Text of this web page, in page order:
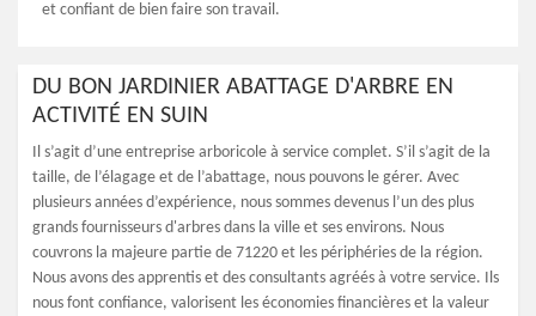
et confiant de bien faire son travail.
DU BON JARDINIER ABATTAGE D'ARBRE EN
ACTIVITÉ EN SUIN
Il s’agit d’une entreprise arboricole à service complet. S’il s’agit de la
taille, de l’élagage et de l’abattage, nous pouvons le gérer. Avec
plusieurs années d’expérience, nous sommes devenus l’un des plus
grands fournisseurs d'arbres dans la ville et ses environs. Nous
couvrons la majeure partie de 71220 et les périphéries de la région.
Nous avons des apprentis et des consultants agréés à votre service. Ils
nous font confiance, valorisent les économies financières et la valeur